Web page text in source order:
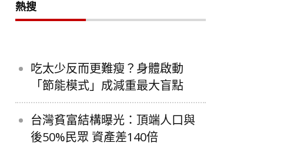
熱搜
吃太少反而更難瘦？身體啟動
「節能模式」成減重最大盲點
台灣貧富結構曝光：頂端人口與
後50%民眾 資產差140倍